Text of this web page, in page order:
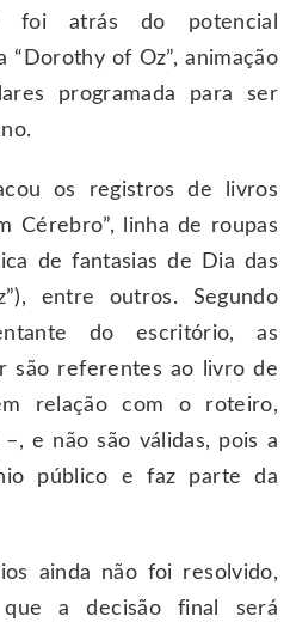
foi atrás do potencial
“Dorothy of Oz”, animação
programada para ser
os registros de livros
Cérebro”, linha de roupas
de fantasias de Dia das
entre outros. Segundo
do escritório, as
são referentes ao livro de
relação com o roteiro,
e não são válidas, pois a
público e faz parte da
ainda não foi resolvido,
a decisão final será